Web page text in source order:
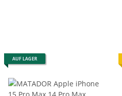
AUF LAGER